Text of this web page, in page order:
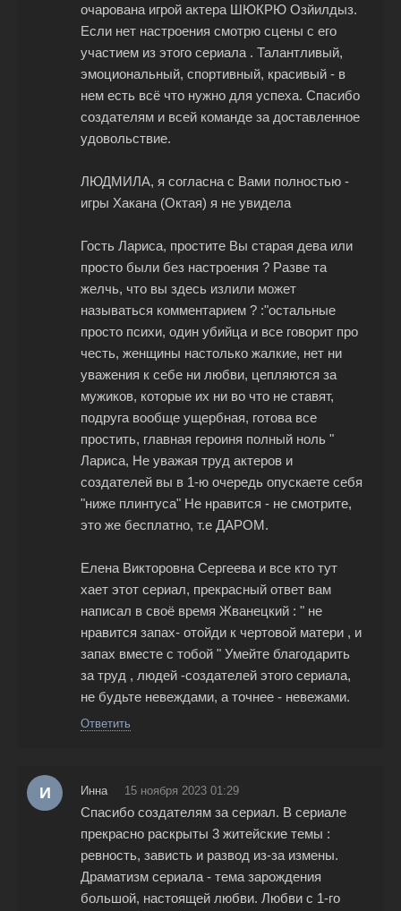
очарована игрой актера ШЮКРЮ Озйилдыз.
Если нет настроения смотрю сцены с его
участием из этого сериала . Талантливый,
эмоциональный, спортивный, красивый - в
нем есть всё что нужно для успеха. Спасибо
создателям и всей команде за доставленное
удовольствие.
ЛЮДМИЛА, я согласна с Вами полностью -
игры Хакана (Октая) я не увидела
Гость Лариса, простите Вы старая дева или
просто были без настроения ? Разве та
желчь, что вы здесь излили может
называться комментарием ? :"остальные
просто психи, один убийца и все говорит про
честь, женщины настолько жалкие, нет ни
уважения к себе ни любви, цепляются за
мужиков, которые их ни во что не ставят,
подруга вообще ущербная, готова все
простить, главная героиня полный ноль "
Лариса, Не уважая труд актеров и
создателей вы в 1-ю очередь опускаете себя
"ниже плинтуса" Не нравится - не смотрите,
это же бесплатно, т.е ДАРОМ.
Елена Викторовна Сергеева и все кто тут
хает этот сериал, прекрасный ответ вам
написал в своё время Жванецкий : " не
нравится запах- отойди к чертовой матери , и
запах вместе с тобой " Умейте благодарить
за труд , людей -создателей этого сериала,
не будьте невеждами, а точнее - невежами.
Ответить
И Инна 15 ноября 2023 01:29
Спасибо создателям за сериал. В сериале
прекрасно раскрыты 3 житейские темы :
ревность, зависть и развод из-за измены.
Драматизм сериала - тема зарождения
большой, настоящей любви. Любви с 1-го